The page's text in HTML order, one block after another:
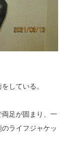
している。
足が固まり、一
ライフジャケッ